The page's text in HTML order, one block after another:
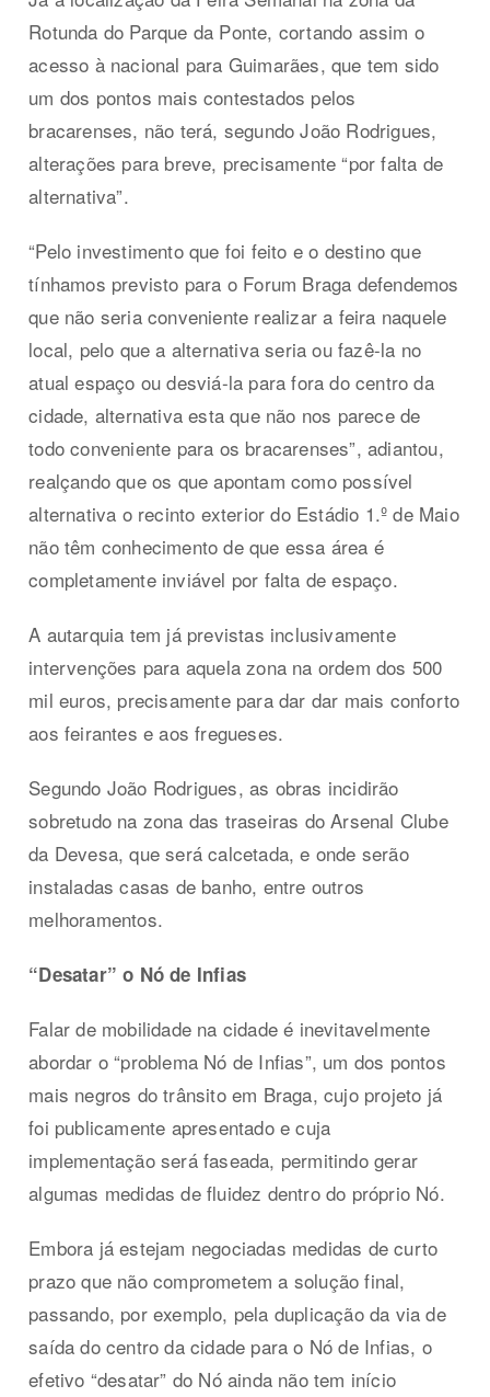
Rotunda do Parque da Ponte, cortando assim o
acesso à nacional para Guimarães, que tem sido
um dos pontos mais contestados pelos
bracarenses, não terá, segundo João Rodrigues,
alterações para breve, precisamente “por falta de
alternativa”.
“Pelo investimento que foi feito e o destino que
tínhamos previsto para o Forum Braga defendemos
que não seria conveniente realizar a feira naquele
local, pelo que a alternativa seria ou fazê-la no
atual espaço ou desviá-la para fora do centro da
cidade, alternativa esta que não nos parece de
todo conveniente para os bracarenses”, adiantou,
realçando que os que apontam como possível
alternativa o recinto exterior do Estádio 1.º de Maio
não têm conhecimento de que essa área é
completamente inviável por falta de espaço.
A autarquia tem já previstas inclusivamente
intervenções para aquela zona na ordem dos 500
mil euros, precisamente para dar dar mais conforto
aos feirantes e aos fregueses.
Segundo João Rodrigues, as obras incidirão
sobretudo na zona das traseiras do Arsenal Clube
da Devesa, que será calcetada, e onde serão
instaladas casas de banho, entre outros
melhoramentos.
“Desatar” o Nó de Infias
Falar de mobilidade na cidade é inevitavelmente
abordar o “problema Nó de Infias”, um dos pontos
mais negros do trânsito em Braga, cujo projeto já
foi publicamente apresentado e cuja
implementação será faseada, permitindo gerar
algumas medidas de fluidez dentro do próprio Nó.
Embora já estejam negociadas medidas de curto
prazo que não comprometem a solução final,
passando, por exemplo, pela duplicação da via de
saída do centro da cidade para o Nó de Infias, o
efetivo “desatar” do Nó ainda não tem início